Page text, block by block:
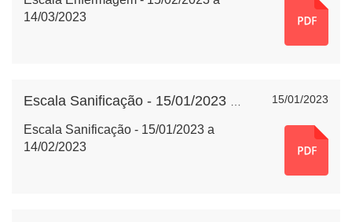
14/03/2023
15/01/2023
Escala Sanificação - 15/01/2023 a
14/02/2023